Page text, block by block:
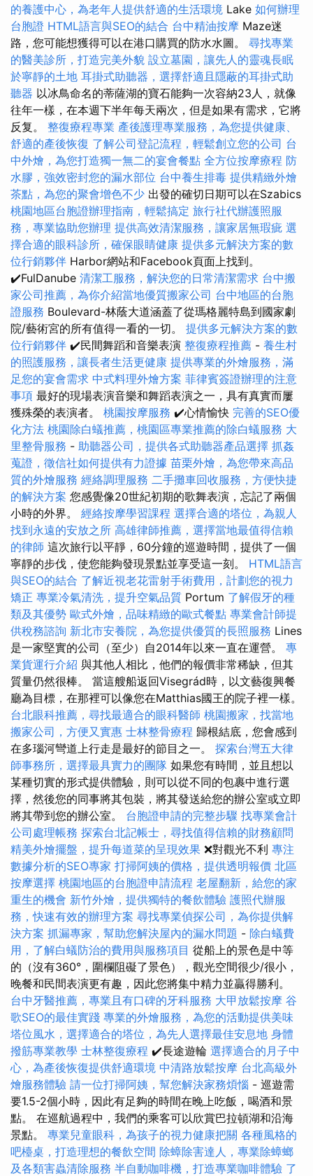
的養護中心，為老年人提供舒適的生活環境 Lake 如何辦理
台胞證 HTML語言與SEO的結合 台中精油按摩 Maze迷
路，您可能想獲得可以在港口購買的防水水圖。 尋找專業
的醫美診所，打造完美外貌 設立墓園，讓先人的靈魂長眠
於寧靜的土地 耳掛式助聽器，選擇舒適且隱蔽的耳掛式助
聽器 以冰鳥命名的蒂薩湖的寶石能夠一次容納23人，就像
往年一樣，在本週下半年每天兩次，但是如果有需求，它將
反复。 整復療程專業 產後護理專業服務，為您提供健康、
舒適的產後恢復 了解公司登記流程，輕鬆創立您的公司 台
中外燴，為您打造獨一無二的宴會餐點 全方位按摩療程 防
水膠，強效密封您的漏水部位 台中養生排毒 提供精緻外燴
茶點，為您的聚會增色不少 出發的確切日期可以在Szabics
桃園地區台胞證辦理指南，輕鬆搞定 旅行社代辦護照服
務，專業協助您辦理 提供高效清潔服務，讓家居無瑕疵 選
擇合適的眼科診所，確保眼睛健康 提供多元解決方案的數
位行銷夥伴 Harbor網站和Facebook頁面上找到。
✔️FulDanube 清潔工服務，解決您的日常清潔需求 台中搬
家公司推薦，為你介紹當地優質搬家公司 台中地區的台胞
證服務 Boulevard-林蔭大道涵蓋了從瑪格麗特島到國家劇
院/藝術宮的所有值得一看的一切。 提供多元解決方案的數
位行銷夥伴 ✔️民間舞蹈和音樂表演 整復療程推薦 - 養生村
的照護服務，讓長者生活更健康 提供專業的外燴服務，滿
足您的宴會需求 中式料理外燴方案 菲律賓簽證辦理的注意
事項 最好的現場表演音樂和舞蹈表演之一，具有真實而屢
獲殊榮的表演者。 桃園按摩服務 ✔️心情愉快 完善的SEO優
化方法 桃園除白蟻推薦，桃園區專業推薦的除白蟻服務 大
里整骨服務 - 助聽器公司，提供各式助聽器產品選擇 抓姦
蒐證，徵信社如何提供有力證據 苗栗外燴，為您帶來高品
質的外燴服務 經絡調理服務 二手攤車回收服務，方便快捷
的解決方案 您感覺像20世紀初期的歌舞表演，忘記了兩個
小時的外界。 經絡按摩學習課程 選擇合適的塔位，為親人
找到永遠的安放之所 高雄律師推薦，選擇當地最值得信賴
的律師 這次旅行以平靜，60分鐘的巡遊時間，提供了一個
寧靜的步伐，使您能夠發現景點並享受這一刻。 HTML語言
與SEO的結合 了解近視老花雷射手術費用，計劃您的視力
矯正 專業冷氣清洗，提升空氣品質 Portum 了解假牙的種
類及其優勢 歐式外燴，品味精緻的歐式餐點 專業會計師提
供稅務諮詢 新北市安養院，為您提供優質的長照服務 Lines
是一家堅實的公司（至少）自2014年以來一直在運營。 專
業貨運行介紹 與其他人相比，他們的報價非常稀缺，但其
質量仍然很棒。 當這艘船返回Visegrád時，以文藝復興餐
廳為目標，在那裡可以像您在Matthias國王的院子裡一樣。
台北眼科推薦，尋找最適合的眼科醫師 桃園搬家，找當地
搬家公司，方便又實惠 士林整骨療程 歸根結底，您會感到
在多瑙河彎道上行走是最好的節目之一。 探索台灣五大律
師事務所，選擇最具實力的團隊 如果您有時間，並且想以
某種切實的形式提供體驗，則可以從不同的包裹中進行選
擇，然後您的同事將其包裝，將其發送給您的辦公室或立即
將其帶到您的辦公室。 台胞證申請的完整步驟 找專業會計
公司處理帳務 探索台北記帳士，尋找值得信賴的財務顧問
精美外燴擺盤，提升每道菜的呈現效果 ❌對觀光不利 專注
數據分析的SEO專家 打掃阿姨的價格，提供透明報價 北區
按摩選擇 桃園地區的台胞證申請流程 老屋翻新，給您的家
重生的機會 新竹外燴，提供獨特的餐飲體驗 護照代辦服
務，快速有效的辦理方案 尋找專業偵探公司，為你提供解
決方案 抓漏專家，幫助您解決屋內的漏水問題 - 除白蟻費
用，了解白蟻防治的費用與服務項目 從船上的景色是中等
的（沒有360°，圍欄阻礙了景色），觀光空間很少/很小，
晚餐和民間表演更有趣，因此您將集中精力並贏得勝利。
台中牙醫推薦，專業且有口碑的牙科服務 大甲放鬆按摩 谷
歌SEO的最佳實踐 專業的外燴服務，為您的活動提供美味
塔位風水，選擇適合的塔位，為先人選擇最佳安息地 身體
撥筋專業教學 士林整復療程 ✔️長途遊輪 選擇適合的月子中
心，為產後恢復提供舒適環境 中清路放鬆按摩 台北高級外
燴服務體驗 請一位打掃阿姨，幫您解決家務煩惱 - 巡遊需
要1.5-2個小時，因此有足夠的時間在晚上吃飯，喝酒和景
點。 在巡航過程中，我們的乘客可以欣賞巴拉頓湖和沿海
景點。 專業兒童眼科，為孩子的視力健康把關 各種風格的
吧檯桌，打造理想的餐飲空間 除蟑除害達人，專業除蟑螂
及各類害蟲清除服務 半自動咖啡機，打造專業咖啡體驗 了